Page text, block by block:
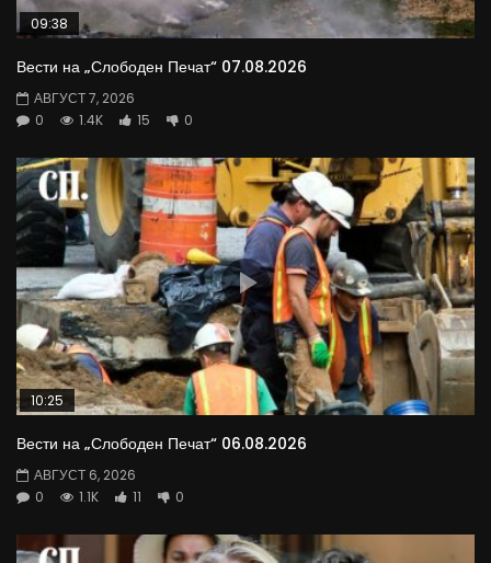
09:38
Вести на „Слободен Печат“ 07.08.2026
АВГУСТ 7, 2026
0
1.4K 15 0
10:25
Вести на „Слободен Печат“ 06.08.2026
АВГУСТ 6, 2026
0
1.1K 11 0